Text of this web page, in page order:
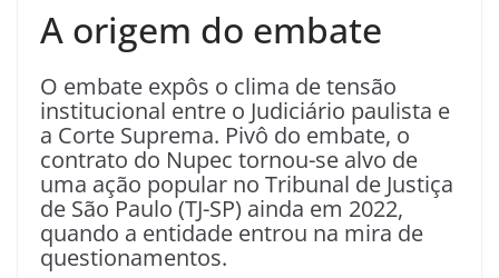
A origem do embate
O embate expôs o clima de tensão
institucional entre o Judiciário paulista e
a Corte Suprema. Pivô do embate, o
contrato do Nupec tornou-se alvo de
uma ação popular no Tribunal de Justiça
de São Paulo (TJ-SP) ainda em 2022,
quando a entidade entrou na mira de
questionamentos.